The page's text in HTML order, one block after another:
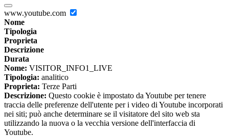
www.youtube.com
Nome
Tipologia
Proprieta
Descrizione
Durata
Nome: VISITOR_INFO1_LIVE
Tipologia: analitico
Proprieta: Terze Parti
Descrizione: Questo cookie è impostato da Youtube per tenere
traccia delle preferenze dell'utente per i video di Youtube incorporati
nei siti; può anche determinare se il visitatore del sito web sta
utilizzando la nuova o la vecchia versione dell'interfaccia di
Youtube.